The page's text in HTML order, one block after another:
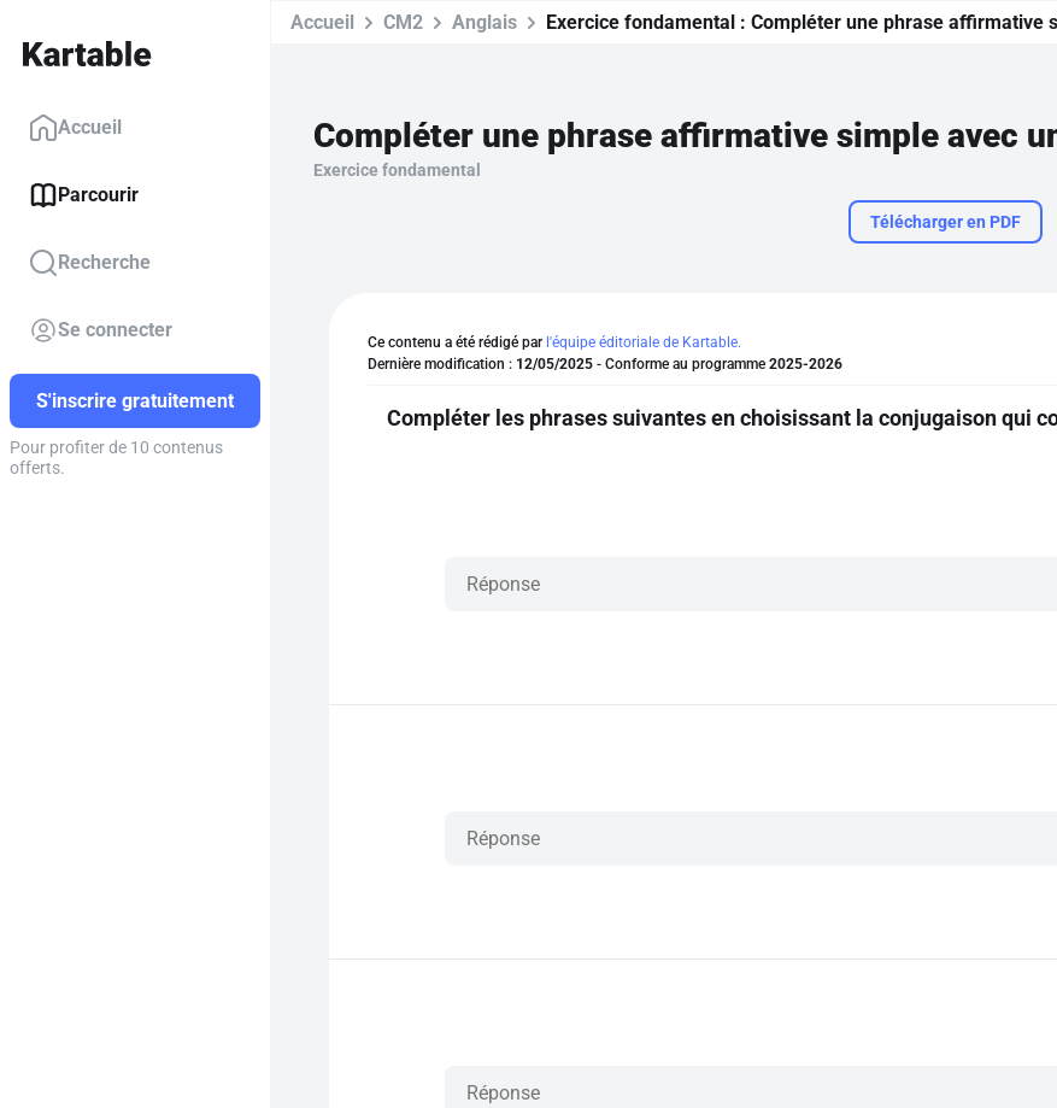
Accueil
Parcourir
Recherche
Se connecter
S'inscrire gratuitement
Pour profiter de 10 contenus
offerts.
Accueil CM2 Anglais Exercice fondamental : Compléter une phrase affirmative
Exercice fondamental
Télécharger en PDF
Ce contenu a été rédigé par l'équipe éditoriale de Kartable.
Dernière modification : 12/05/2025 - Conforme au programme 2025-2026
Compléter les phrases suivantes en choisissant la conjugaison qui